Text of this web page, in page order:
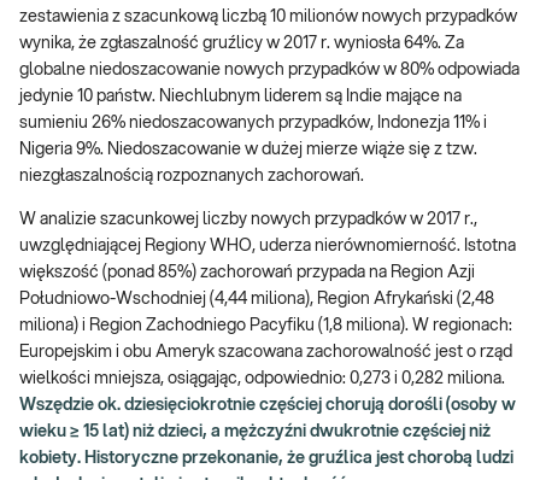
zestawienia z szacunkową liczbą 10 milionów nowych przypadków
wynika, że zgłaszalność gruźlicy w 2017 r. wyniosła 64%. Za
globalne niedoszacowanie nowych przypadków w 80% odpowiada
jedynie 10 państw. Niechlubnym liderem są Indie mające na
sumieniu 26% niedoszacowanych przypadków, Indonezja 11% i
Nigeria 9%. Niedoszacowanie w dużej mierze wiąże się z tzw.
niezgłaszalnością rozpoznanych zachorowań.
W analizie szacunkowej liczby nowych przypadków w 2017 r.,
uwzględniającej Regiony WHO, uderza nierównomierność. Istotna
większość (ponad 85%) zachorowań przypada na Region Azji
Południowo-Wschodniej (4,44 miliona), Region Afrykański (2,48
miliona) i Region Zachodniego Pacyfiku (1,8 miliona). W regionach:
Europejskim i obu Ameryk szacowana zachorowalność jest o rząd
wielkości mniejsza, osiągając, odpowiednio: 0,273 i 0,282 miliona.
Wszędzie ok. dziesięciokrotnie częściej chorują dorośli (osoby w
wieku ≥ 15 lat) niż dzieci, a mężczyźni dwukrotnie częściej niż
kobiety. Historyczne przekonanie, że gruźlica jest chorobą ludzi